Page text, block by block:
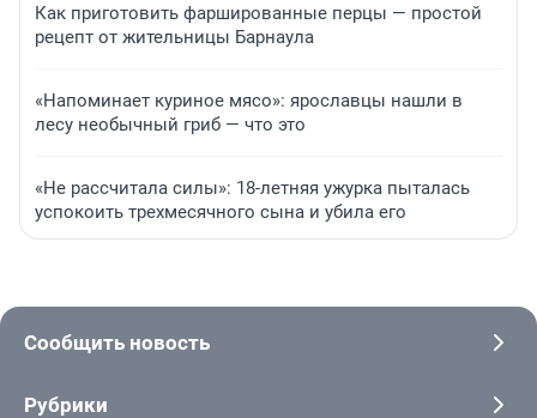
Как приготовить фаршированные перцы — простой
рецепт от жительницы Барнаула
«Напоминает куриное мясо»: ярославцы нашли в
лесу необычный гриб — что это
«Не рассчитала силы»: 18-летняя ужурка пыталась
успокоить трехмесячного сына и убила его
Сообщить новость
Рубрики